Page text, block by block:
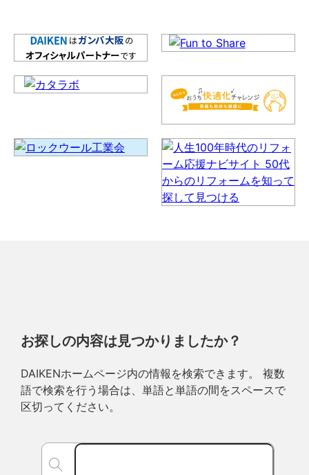
お探しの内容は見つかりましたか？
DAIKENホームページ内の情報を検索できます。 複数
語で検索を行う場合は、単語と単語の間をスペースで
区切ってください。